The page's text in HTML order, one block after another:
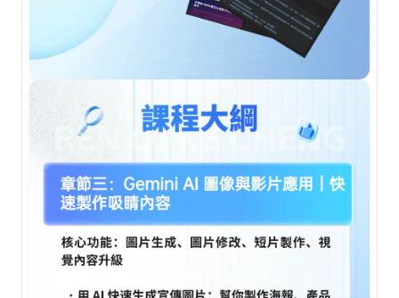
AI-in-One 全年 AI 學習通行證
全系列 29 小時
AI Builder 實戰訓練營
AI 應用主題班系列
DotAI 課程時間表
AI 活動